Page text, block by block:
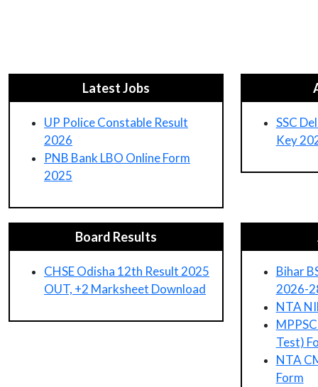
Latest Jobs
UP Police Constable Result
2026
PNB Bank LBO Online Form
2025
SSC
Key
Board Results
CHSE Odisha 12th Result 2025
OUT, +2 Marksheet Download
Bihar
2026-
NTA
Test)
NTA
Form